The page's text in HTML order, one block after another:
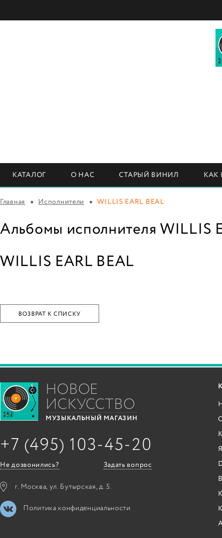
КАТАЛОГ О НАС СТАРЫЙ ВИНИЛ КАК
Главная Исполнители WILLIS EARL BEAL
Альбомы исполнителя WILLIS
WILLIS EARL BEAL
ВОЗВРАТ К СПИСКУ
НОВОЕ
ИСКУССТВО
МУЗЫКАЛЬНЫЙ МАГАЗИН
+7 (495) 103-45-20
Не дозвонились? Задать вопрос
г. Москва, ул. Бутырская, д. 5.
Политика конфиденциальности